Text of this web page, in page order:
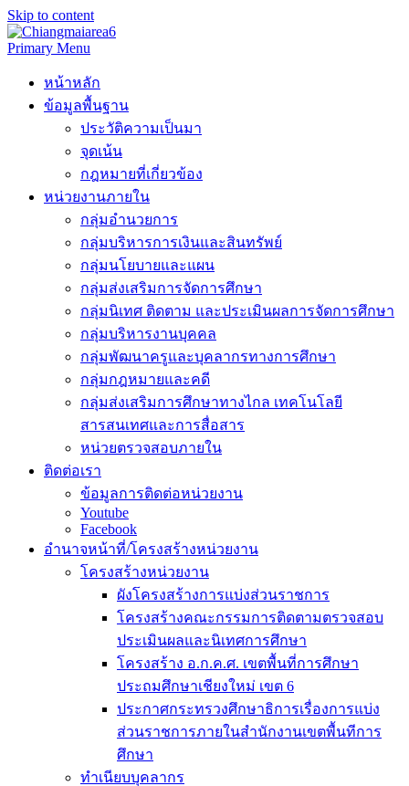
Skip to content
Primary Menu
หน้าหลัก
ข้อมูลพื้นฐาน
ประวัติความเป็นมา
จุดเน้น
กฎหมายที่เกี่ยวข้อง
หน่วยงานภายใน
กลุ่มอำนวยการ
กลุ่มบริหารการเงินและสินทรัพย์
กลุ่มนโยบายและแผน
กลุ่มส่งเสริมการจัดการศึกษา
กลุ่มนิเทศ ติดตาม และประเมินผลการจัดการศึกษา
กลุ่มบริหารงานบุคคล
กลุ่มพัฒนาครูและบุคลากรทางการศึกษา
กลุ่มกฎหมายและคดี
กลุ่มส่งเสริมการศึกษาทางไกล เทคโนโลยี
สารสนเทศและการสื่อสาร
หน่วยตรวจสอบภายใน
ติดต่อเรา
ข้อมูลการติดต่อหน่วยงาน
Youtube
Facebook
อำนาจหน้าที่/โครงสร้างหน่วยงาน
โครงสร้างหน่วยงาน
ผังโครงสร้างการแบ่งส่วนราชการ
โครงสร้างคณะกรรมการติดตามตรวจสอบ
ประเมินผลและนิเทศการศึกษา
โครงสร้าง อ.ก.ค.ศ. เขตพื้นที่การศึกษา
ประถมศึกษาเชียงใหม่ เขต 6
ประกาศกระทรวงศึกษาธิการเรื่องการแบ่ง
ส่วนราชการภายในสำนักงานเขตพื้นทีการ
ศึกษา
ทำเนียบบุคลากร